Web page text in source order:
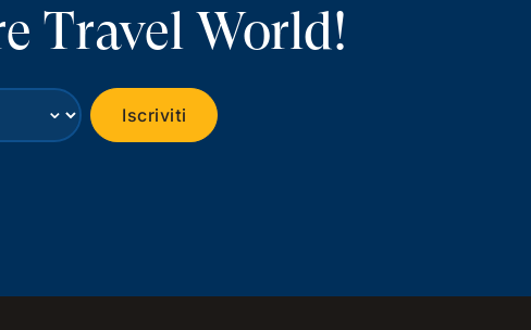
Travel World!
⌄ Iscriviti